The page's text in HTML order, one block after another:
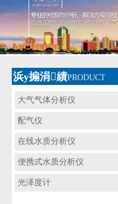
浜у搧涓績PRODUCT
大气气体分析仪
配气仪
在线水质分析仪
便携式水质分析仪
光泽度计